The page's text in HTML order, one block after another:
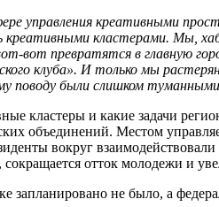
управления креативными
креативными кластерами. Мы,
вот превратятся в главную
клуба». И только мы
поводу были слишком
кластеры и какие задачи
объединений. Местом
вокруг
отток молодежи и
запланировано не было, а